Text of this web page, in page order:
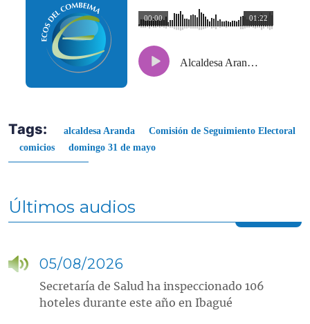
01:22
00:00
Alcaldesa Aranda lideró Comisión de Seguimiento Electoral previo a comicios de este domingo 31 de mayo
Tags: alcaldesa Aranda
Comisión de Seguimiento Electoral
comicios
domingo 31 de mayo
Últimos audios
05/08/2026
Secretaría de Salud ha inspeccionado 106
hoteles durante este año en Ibagué